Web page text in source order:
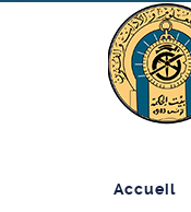
Accueil